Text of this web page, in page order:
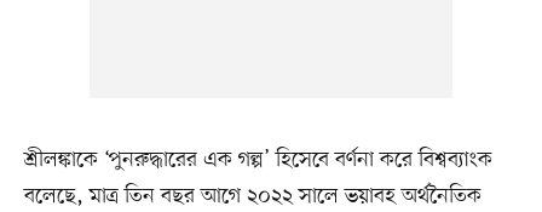
শ্রীলঙ্কাকে ‘পুনরুদ্ধারের এক গল্প’ হিসেবে বর্ণনা করে বিশ্বব্যাংক
বলেছে, মাত্র তিন বছর আগে ২০২২ সালে ভয়াবহ অর্থনৈতিক